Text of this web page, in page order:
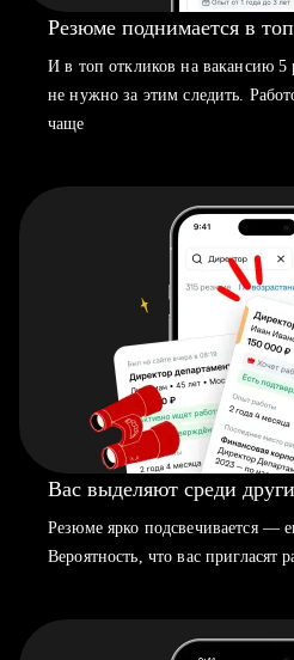
Резюме поднимается в
И в топ откликов на вакансию
не нужно за этим следить.
чаще
Вас выделяют среди
Резюме ярко подсвечивается —
Вероятность, что вас